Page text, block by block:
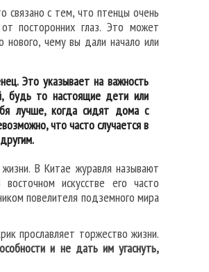
связано с тем, что птенцы очень
посторонних глаз. Это может
нового, чему вы дали начало или
Это указывает на важность
будь то настоящие дети или
лучше, когда сидят дома с
что часто случается в
В Китае журавля называют
искусстве его часто
повелителя подземного мира
прославляет торжество жизни.
и не дать им угаснуть,